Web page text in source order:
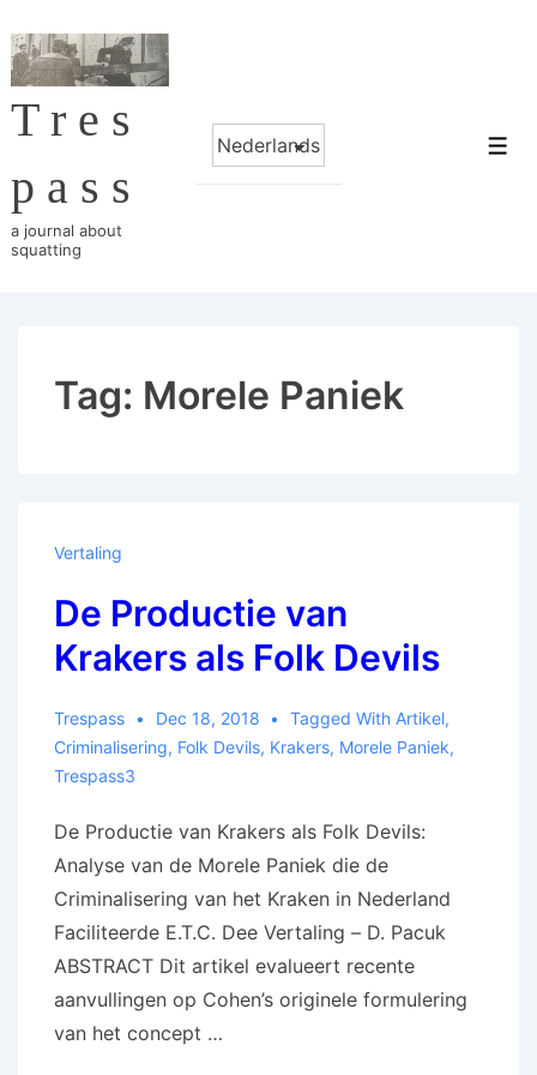
Skip
to
Main
Tres
pass
a journal about
squatting
Choose
a
Tag: Morele Paniek
Vertaling
De Productie van
Krakers als Folk Devils
Trespass Dec 18, 2018 Tagged With Artikel,
Criminalisering, Folk Devils, Krakers, Morele Paniek,
Trespass3
De Productie van Krakers als Folk Devils:
Analyse van de Morele Paniek die de
Criminalisering van het Kraken in Nederland
Faciliteerde E.T.C. Dee Vertaling – D. Pacuk
ABSTRACT Dit artikel evalueert recente
aanvullingen op Cohen’s originele formulering
van het concept …